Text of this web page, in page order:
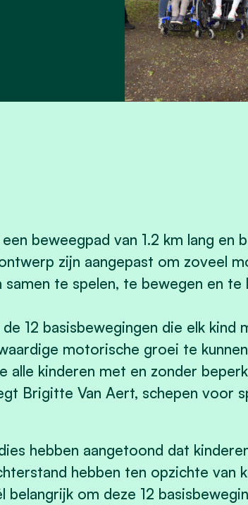
beweegpad van 1.2 km lang en
zijn aangepast om zoveel
te spelen, te bewegen en te
12 basisbewegingen die elk kind
motorische groei te kunnen
alle kinderen met en zonder
Brigitte Van Aert, schepen voor
hebben aangetoond dat
hebben ten opzichte van
om deze 12